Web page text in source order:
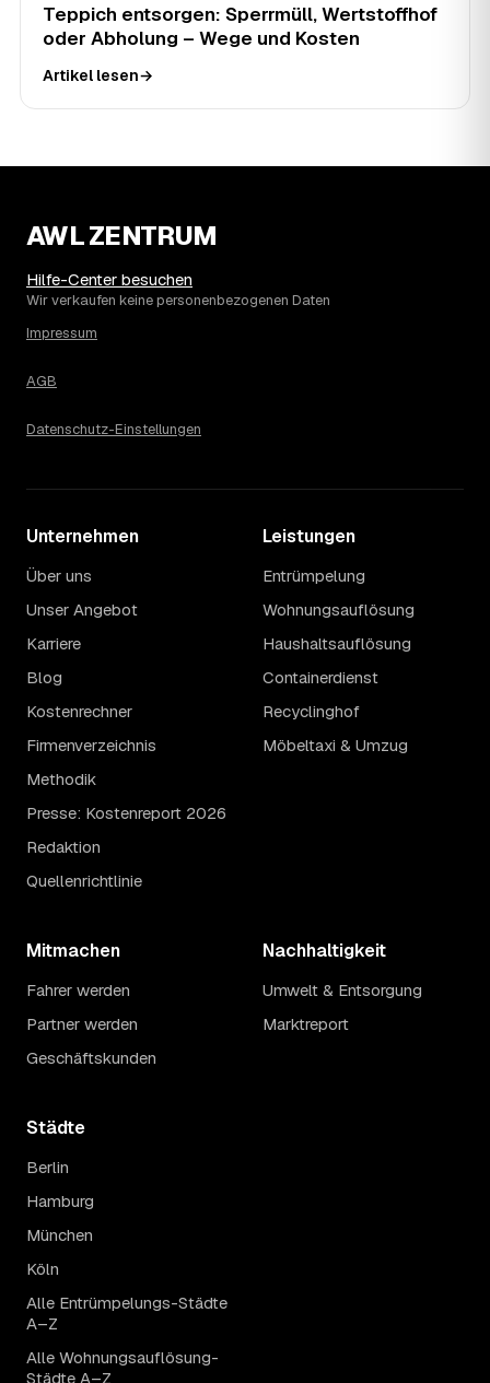
Teppich entsorgen: Sperrmüll, Wertstoffhof
oder Abholung – Wege und Kosten
Artikel lesen→
AWL ZENTRUM
Hilfe-Center besuchen
Wir verkaufen keine personenbezogenen Daten
Impressum
AGB
Datenschutz-Einstellungen
Unternehmen
Über uns
Unser Angebot
Karriere
Blog
Kostenrechner
Firmenverzeichnis
Methodik
Presse: Kostenreport 2026
Redaktion
Quellenrichtlinie
Leistungen
Entrümpelung
Wohnungsauflösung
Haushaltsauflösung
Containerdienst
Recyclinghof
Möbeltaxi & Umzug
Mitmachen
Fahrer werden
Partner werden
Geschäftskunden
Nachhaltigkeit
Umwelt & Entsorgung
Marktreport
Städte
Berlin
Hamburg
München
Köln
Alle Entrümpelungs-Städte
A–Z
Alle Wohnungsauflösung-
Städte A–Z